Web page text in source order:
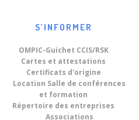
S’INFORMER
OMPIC-Guichet CCIS/RSK
Cartes et attestations
Certificats d'origine
Location Salle de conférences
et formation
Répertoire des entreprises
Associations